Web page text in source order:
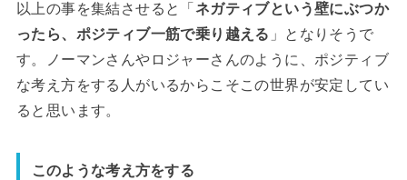
以上の事を集結させると「 ネガティブという壁にぶつか
ったら、ポジティブ一筋で乗り越える 」となりそうで
す。ノーマンさんやロジャーさんのように、ポジティブ
な考え方をする人がいるからこそこの世界が安定してい
ると思います。
このような考え方をする